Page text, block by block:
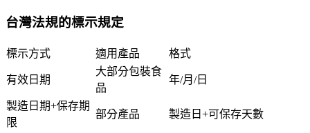
台灣法規的標示規定
標示方式 適用產品 格式
有效日期
大部分包裝食
品
年/月/日
製造日期+保存期
限
部分產品 製造日+可保存天數